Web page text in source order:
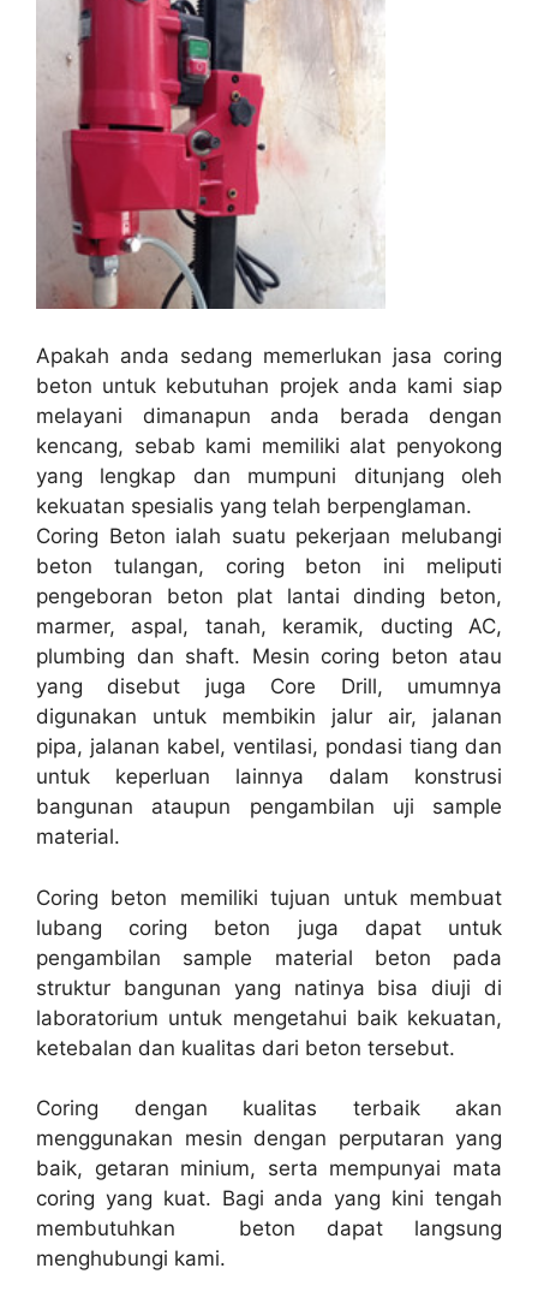
Apakah anda sedang memerlukan jasa coring
beton untuk kebutuhan projek anda kami siap
melayani dimanapun anda berada dengan
kencang, sebab kami memiliki alat penyokong
yang lengkap dan mumpuni ditunjang oleh
kekuatan spesialis yang telah berpenglaman.
Coring Beton ialah suatu pekerjaan melubangi
beton tulangan, coring beton ini meliputi
pengeboran beton plat lantai dinding beton,
marmer, aspal, tanah, keramik, ducting AC,
plumbing dan shaft. Mesin coring beton atau
yang disebut juga Core Drill, umumnya
digunakan untuk membikin jalur air, jalanan
pipa, jalanan kabel, ventilasi, pondasi tiang dan
untuk keperluan lainnya dalam konstrusi
bangunan ataupun pengambilan uji sample
material.
Coring beton memiliki tujuan untuk membuat
lubang coring beton juga dapat untuk
pengambilan sample material beton pada
struktur bangunan yang natinya bisa diuji di
laboratorium untuk mengetahui baik kekuatan,
ketebalan dan kualitas dari beton tersebut.
Coring dengan kualitas terbaik akan
menggunakan mesin dengan perputaran yang
baik, getaran minium, serta mempunyai mata
coring yang kuat. Bagi anda yang kini tengah
membutuhkan beton dapat langsung
menghubungi kami.